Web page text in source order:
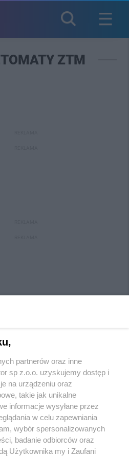
ZTM
Skontaktuj się z nami
partnerów oraz inne
sp z.o.o. uzyskujemy dostęp i
na urządzeniu oraz
takie jak unikalne
informacje wysyłane przez
w celu zapewniania
wybór spersonalizowanych
badanie odbiorców oraz
Użytkownika my i Zaufani